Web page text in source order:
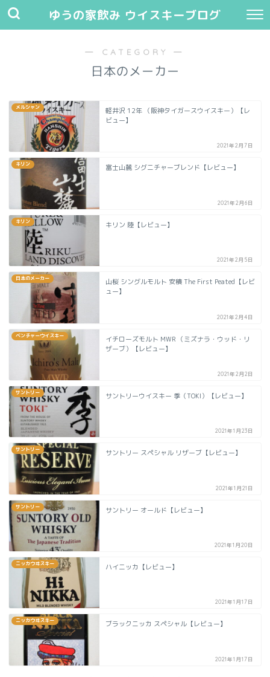
ゆうの家飲み ウイスキーブログ
― CATEGORY ―
日本のメーカー
メルシャン
軽井沢 12年 （阪神タイガースウイスキー）【レ
ビュー】
2021年2月7日
キリン 富士山麓 シグニチャーブレンド【レビュー】
2021年2月6日
キリン キリン 陸【レビュー】
2021年2月5日
日本のメーカー
山桜 シングルモルト 安積 The First Peated【レビ
ュー】
2021年2月4日
ベンチャーウイスキー
イチローズモルト MWR （ミズナラ・ウッド・リ
ザーブ）【レビュー】
2021年2月2日
サントリー サントリーウイスキー 季（TOKI）【レビュー】
2021年1月23日
サントリー サントリー スペシャル リザーブ【レビュー】
2021年1月21日
サントリー サントリー オールド【レビュー】
2021年1月20日
ニッカウヰスキー ハイニッカ【レビュー】
2021年1月17日
ニッカウヰスキー ブラックニッカ スペシャル【レビュー】
2021年1月17日